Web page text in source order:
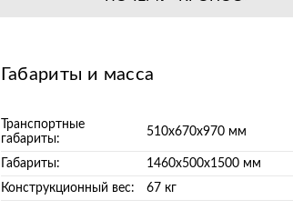
Габариты и масса
Транспортные
габариты:
510х670х970 мм
Габариты:
1460х500х1500 мм
Конструкционный вес:
67 кг